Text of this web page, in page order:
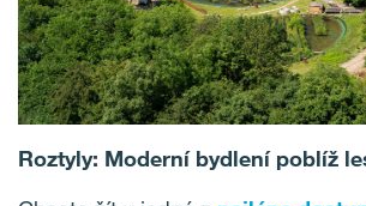
Roztyly: Moderní bydlení poblíž